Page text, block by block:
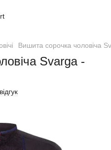
Вишита сорочка чоловіча
Svarga -